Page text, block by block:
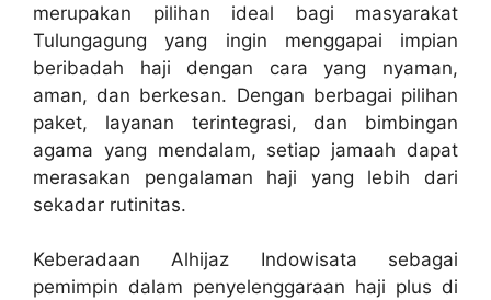
merupakan pilihan ideal bagi masyarakat
Tulungagung yang ingin menggapai impian
beribadah haji dengan cara yang nyaman,
aman, dan berkesan. Dengan berbagai pilihan
paket, layanan terintegrasi, dan bimbingan
agama yang mendalam, setiap jamaah dapat
merasakan pengalaman haji yang lebih dari
sekadar rutinitas.
Keberadaan Alhijaz Indowisata sebagai
pemimpin dalam penyelenggaraan haji plus di